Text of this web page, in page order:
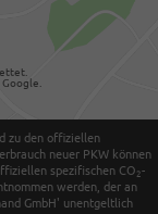
zu den offiziellen
neuer PKW können
spezifischen CO 2-
werden, der an
GmbH' unentgeltlich